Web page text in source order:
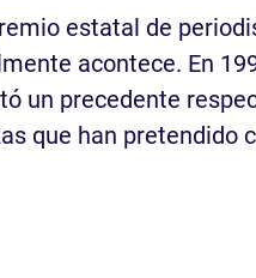
estatal de
acontece. En
un precedente
que han pretendido